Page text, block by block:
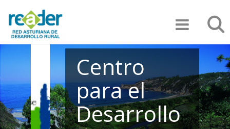
contenido
principal
Centro
para el
Desarrollo